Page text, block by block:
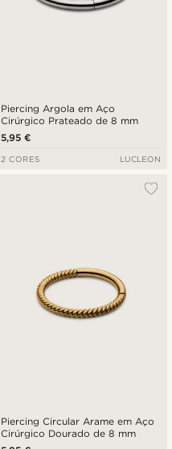
Piercing Argola em Aço
Cirúrgico Prateado de 8 mm
5,95 €
2 CORES LUCLEON
Piercing Circular Arame em Aço
Cirúrgico Dourado de 8 mm